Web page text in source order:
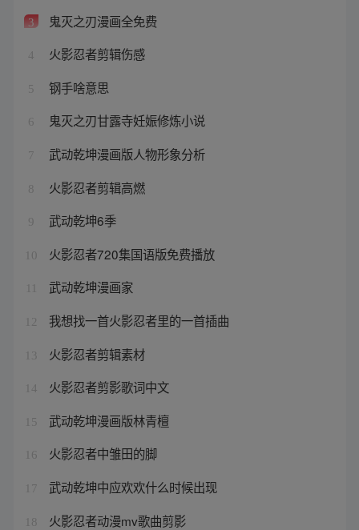
3 鬼灭之刃漫画全免费
4 火影忍者剪辑伤感
5 钢手啥意思
6 鬼灭之刃甘露寺妊娠修炼小说
7 武动乾坤漫画版人物形象分析
8 火影忍者剪辑高燃
9 武动乾坤6季
10 火影忍者720集国语版免费播放
武动乾坤漫画家
12 我想找一首火影忍者里的一首插曲
13 火影忍者剪辑素材
14 火影忍者剪影歌词中文
15 武动乾坤漫画版林青檀
16 火影忍者中雏田的脚
17 武动乾坤中应欢欢什么时候出现
18 火影忍者动漫mv歌曲剪影